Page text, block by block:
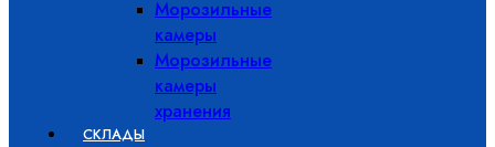
Морозильные
камеры
Морозильные
камеры
хранения
СКЛАДЫ